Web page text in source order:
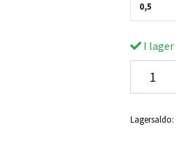
0,5
I lager
Lagersaldo: